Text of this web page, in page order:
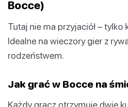
Bocce)
Tutaj nie ma przyjaciół – tylko
Idealne na wieczory gier z
rodzeństwem.
Jak grać w Bocce na
Każdy gracz otrzymuje dwie